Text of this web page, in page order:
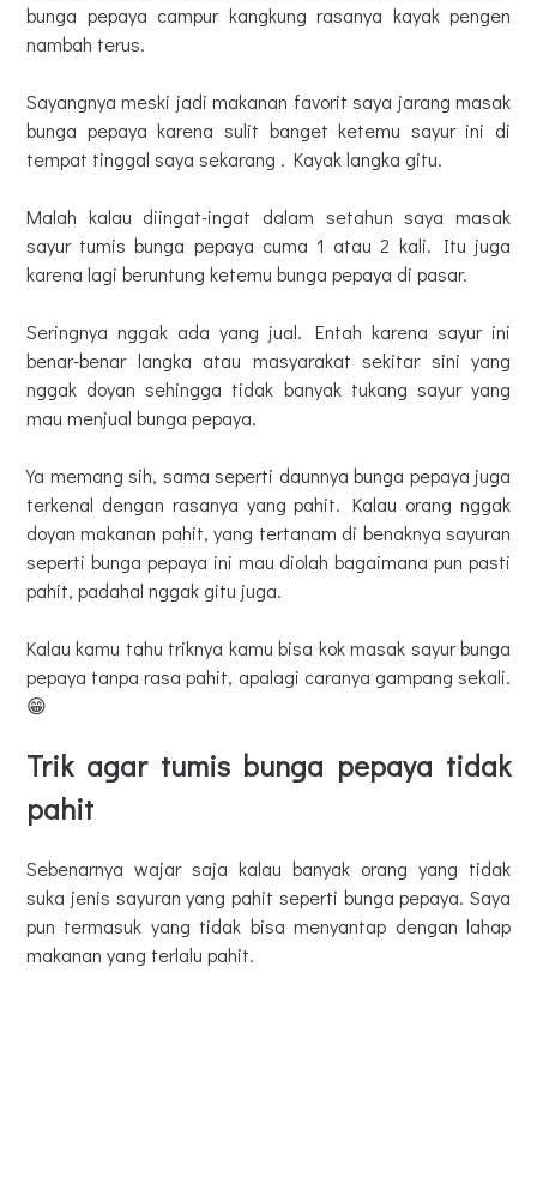
bunga pepaya campur kangkung rasanya kayak pengen
nambah terus.
Sayangnya meski jadi makanan favorit saya jarang masak
bunga pepaya karena sulit banget ketemu sayur ini di
tempat tinggal saya sekarang . Kayak langka gitu.
Malah kalau diingat-ingat dalam setahun saya masak
sayur tumis bunga pepaya cuma 1 atau 2 kali. Itu juga
karena lagi beruntung ketemu bunga pepaya di pasar.
Seringnya nggak ada yang jual. Entah karena sayur ini
benar-benar langka atau masyarakat sekitar sini yang
nggak doyan sehingga tidak banyak tukang sayur yang
mau menjual bunga pepaya.
Ya memang sih, sama seperti daunnya bunga pepaya juga
terkenal dengan rasanya yang pahit. Kalau orang nggak
doyan makanan pahit, yang tertanam di benaknya sayuran
seperti bunga pepaya ini mau diolah bagaimana pun pasti
pahit, padahal nggak gitu juga.
Kalau kamu tahu triknya kamu bisa kok masak sayur bunga
pepaya tanpa rasa pahit, apalagi caranya gampang sekali.
😁
Trik agar tumis bunga pepaya tidak
pahit
Sebenarnya wajar saja kalau banyak orang yang tidak
suka jenis sayuran yang pahit seperti bunga pepaya. Saya
pun termasuk yang tidak bisa menyantap dengan lahap
makanan yang terlalu pahit.